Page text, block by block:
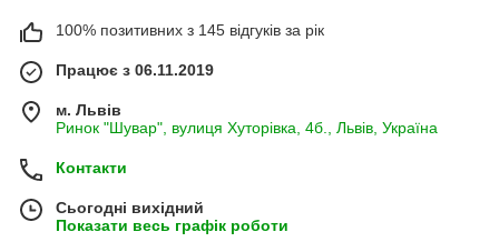
100% позитивних з 145 відгуків за рік
Працює з 06.11.2019
м. Львів
Ринок "Шувар", вулиця Хуторівка, 4б., Львів, Україна
Контакти
Сьогодні вихідний
Показати весь графік роботи